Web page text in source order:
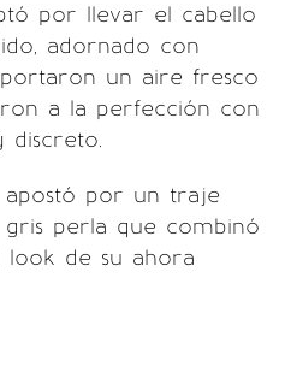
por llevar el cabello
adornado con
un aire fresco
a la perfección con
discreto.
por un traje
perla que combinó
de su ahora